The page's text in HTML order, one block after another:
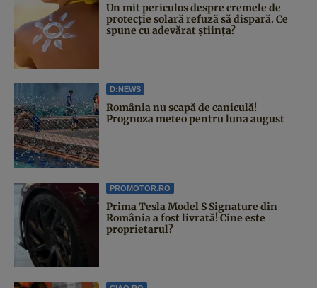
Un mit periculos despre cremele de
protecție solară refuză să dispară. Ce
spune cu adevărat știința?
D:NEWS
România nu scapă de caniculă!
Prognoza meteo pentru luna august
PROMOTOR.RO
Prima Tesla Model S Signature din
România a fost livrată! Cine este
proprietarul?